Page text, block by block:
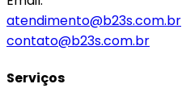
atendimento@b23s.com.br
contato@b23s.com.br
Serviços